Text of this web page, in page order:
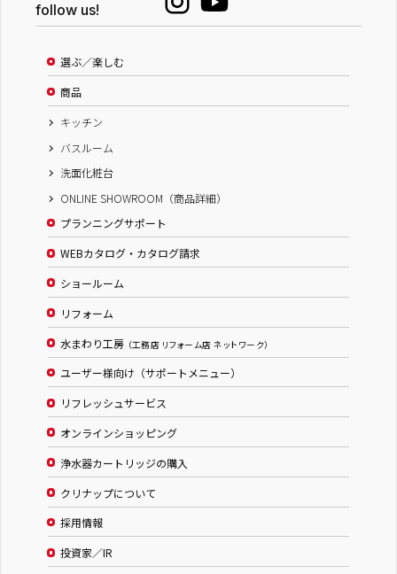
follow us!
選ぶ／楽しむ
商品
キッチン
バスルーム
洗面化粧台
ONLINE SHOWROOM（商品詳細）
プランニングサポート
WEBカタログ・カタログ請求
ショールーム
リフォーム
水まわり工房 （工務店 リフォーム店 ネットワーク）
ユーザー様向け（サポートメニュー）
リフレッシュサービス
オンラインショッピング
浄水器カートリッジの購入
クリナップについて
採用情報
投資家／IR